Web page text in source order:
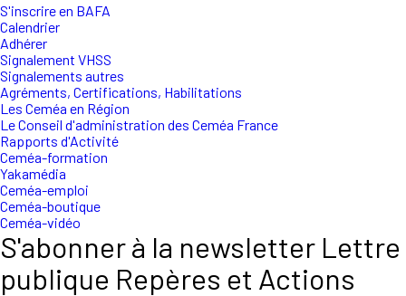
S'inscrire en BAFA
Calendrier
Adhérer
Signalement VHSS
Signalements autres
Agréments, Certifications, Habilitations
Les Ceméa en Région
Le Conseil d'administration des Ceméa France
Rapports d'Activité
Ceméa-formation
Yakamédia
Ceméa-emploi
Ceméa-boutique
Ceméa-vidéo
S'abonner à la newsletter Lettre
publique Repères et Actions